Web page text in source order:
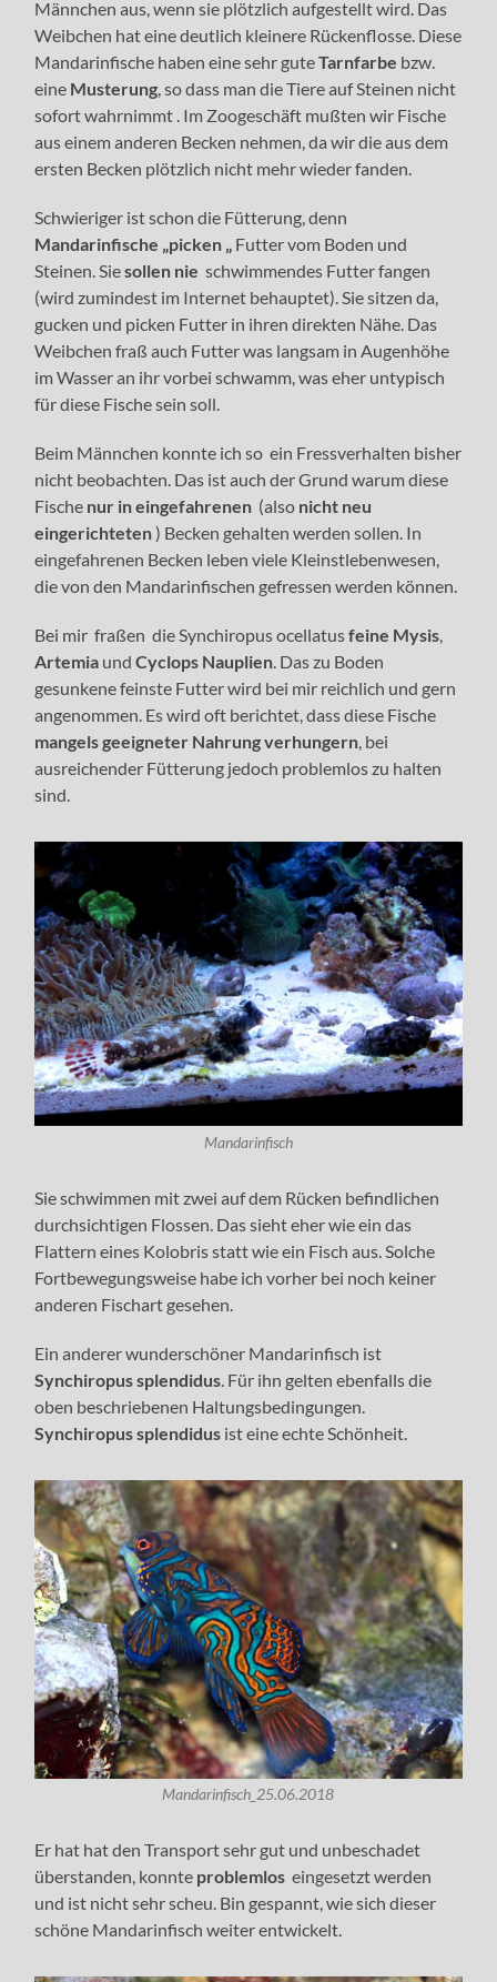
Männchen aus, wenn sie plötzlich aufgestellt wird. Das
Weibchen hat eine deutlich kleinere Rückenflosse. Diese
Mandarinfische haben eine sehr guteTarnfarbe bzw.
eine Musterung , so dass man die Tiere auf Steinen nicht
sofort wahrnimmt . Im Zoogeschäft mußten wir Fische
aus einem anderen Becken nehmen, da wir die aus dem
ersten Becken plötzlich nicht mehr wieder fanden.
Schwieriger ist schon die Fütterung, denn
Mandarinfische „picken „
Futter vom Boden und
Steinen. Siesollen nieschwimmendes Futter fangen
(wird zumindest im Internet behauptet). Sie sitzen da,
gucken und picken Futter in ihren direkten Nähe. Das
Weibchen fraß auch Futter was langsam in Augenhöhe
im Wasser an ihr vorbei schwamm, was eher untypisch
für diese Fische sein soll.
Beim Männchen konnte ich so ein Fressverhalten bisher
nicht beobachten. Das ist auch der Grund warum diese
Fische nur in eingefahrenen (also nicht neu
eingerichteten) Becken gehalten werden sollen. In
eingefahrenen Becken leben viele Kleinstlebenwesen,
die von den Mandarinfischen gefressen werden können.
Bei mir fraßen die Synchiropus ocellatusfeine Mysis
Artemia und Cyclops Nauplien . Das zu Boden
gesunkene feinste Futter wird bei mir reichlich und gern
angenommen. Es wird oft berichtet, dass diese Fische
mangels geeigneter Nahrung verhungern , bei
ausreichender Fütterung jedoch problemlos zu halten
sind.
Mandarinfisch
Sie schwimmen mit zwei auf dem Rücken befindlichen
durchsichtigen Flossen. Das sieht eher wie ein das
Flattern eines Kolobris statt wie ein Fisch aus. Solche
Fortbewegungsweise habe ich vorher bei noch keiner
anderen Fischart gesehen.
Ein anderer wunderschöner Mandarinfisch ist
Synchiropus splendidus. Für ihn gelten ebenfalls die
oben beschriebenen Haltungsbedingungen.
Synchiropus splendidus ist eine echte Schönheit.
Mandarinfisch_25.06.2018
Er hat hat den Transport sehr gut und unbeschadet
überstanden, konnte problemlos eingesetzt werden
und ist nicht sehr scheu. Bin gespannt, wie sich dieser
schöne Mandarinfisch weiter entwickelt.